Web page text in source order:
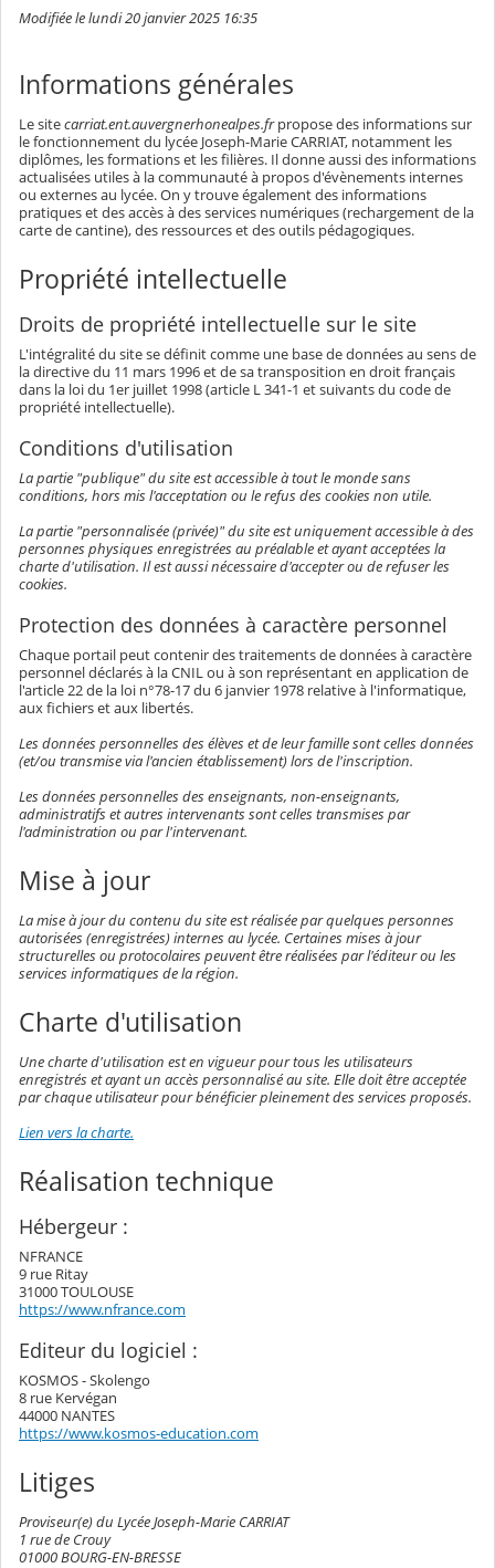
Modifiée le lundi 20 janvier 2025 16:35
Informations générales
Le sitecarriat.ent.auvergnerhonealpes.frpropose des informations sur
le fonctionnement du lycée Joseph-Marie CARRIAT, notamment les
diplômes, les formations et les filières. Il donne aussi des informations
actualisées utiles à la communauté à propos d'évènements internes
ou externes au lycée. On y trouve également des informations
pratiques et des accès à des services numériques (rechargement de la
carte de cantine), des ressources et des outils pédagogiques.
Propriété intellectuelle
Droits de propriété intellectuelle sur le site
L'intégralité du site se définit comme une base de données au sens de
la directive du 11 mars 1996 et de sa transposition en droit français
dans la loi du 1er juillet 1998 (article L 341-1 et suivants du code de
propriété intellectuelle).
Conditions d'utilisation
La partie "publique" du site est accessible à tout le monde sans
conditions, hors mis l'acceptation ou le refus des cookies non utile.
La partie "personnalisée (privée)" du site est uniquement accessible à des
personnes physiques enregistrées au préalable et ayant acceptées la
charte d'utilisation. Il est aussi nécessaire d'accepter ou de refuser les
cookies.
Protection des données à caractère personnel
Chaque portail peut contenir des traitements de données à caractère
personnel déclarés à la CNIL ou à son représentant en application de
l'article 22 de la loi n°78-17 du 6 janvier 1978 relative à l'informatique,
aux fichiers et aux libertés.
Les données personnelles des élèves et de leur famille sont celles données
(et/ou transmise via l'ancien établissement) lors de l'inscription.
Les données personnelles des enseignants, non-enseignants,
administratifs et autres intervenants sont celles transmises par
l'administration ou par l'intervenant.
Mise à jour
La mise à jour du contenu du site est réalisée par quelques personnes
autorisées (enregistrées) internes au lycée. Certaines mises à jour
structurelles ou protocolaires peuvent être réalisées par l'éditeur ou les
services informatiques de la région.
Charte d'utilisation
Une charte d'utilisation est en vigueur pour tous les utilisateurs
enregistrés et ayant un accès personnalisé au site. Elle doit être acceptée
par chaque utilisateur pour bénéficier pleinement des services proposés.
Lien vers la charte.
Réalisation technique
Hébergeur :
NFRANCE
9 rue Ritay
31000 TOULOUSE
https://www.nfrance.com
Editeur du logiciel :
KOSMOS - Skolengo
8 rue Kervégan
44000 NANTES
https://www.kosmos-education.com
Litiges
Proviseur(e) du Lycée Joseph-Marie CARRIAT
1 rue de Crouy
01000 BOURG-EN-BRESSE